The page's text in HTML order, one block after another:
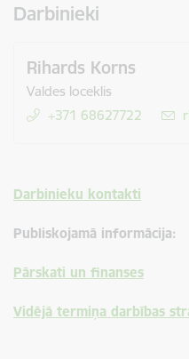
Darbinieki
Rihards Korns
Valdes loceklis
+371 68627722
Darbinieku kontakti
Publiskojamā informācija:
Pārskati un finanses
Vidējā termiņa darbības